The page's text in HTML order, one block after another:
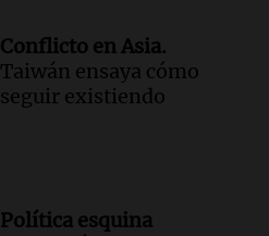
Conflicto en Asia.
Taiwán ensaya cómo
seguir existiendo
Política esquina